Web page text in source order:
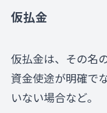
仮払金
仮払金は、その名
資金使途が明確で
いない場合など。